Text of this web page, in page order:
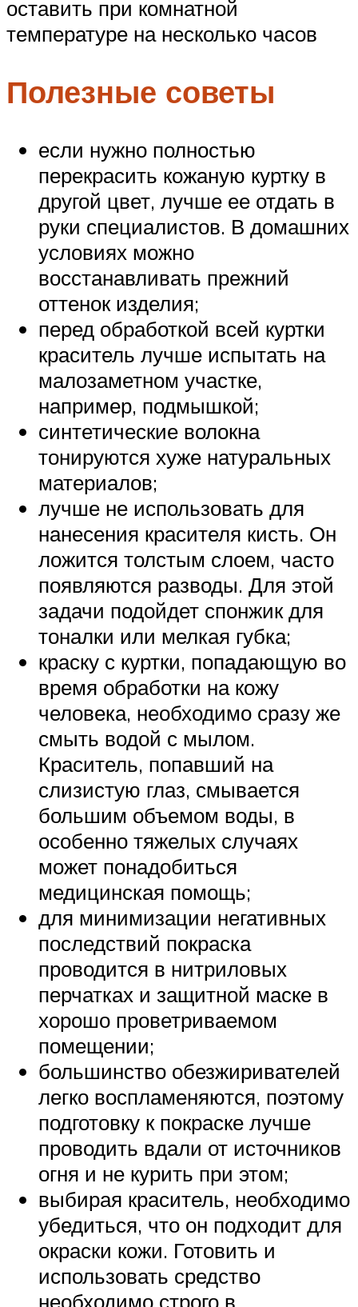
оставить при комнатной
температуре на несколько часов
Полезные советы
если нужно полностью
перекрасить кожаную куртку в
другой цвет, лучше ее отдать в
руки специалистов. В домашних
условиях можно
восстанавливать прежний
оттенок изделия;
перед обработкой всей куртки
краситель лучше испытать на
малозаметном участке,
например, подмышкой;
синтетические волокна
тонируются хуже натуральных
материалов;
лучше не использовать для
нанесения красителя кисть. Он
ложится толстым слоем, часто
появляются разводы. Для этой
задачи подойдет спонжик для
тоналки или мелкая губка;
краску с куртки, попадающую во
время обработки на кожу
человека, необходимо сразу же
смыть водой с мылом.
Краситель, попавший на
слизистую глаз, смывается
большим объемом воды, в
особенно тяжелых случаях
может понадобиться
медицинская помощь;
для минимизации негативных
последствий покраска
проводится в нитриловых
перчатках и защитной маске в
хорошо проветриваемом
помещении;
большинство обезжиривателей
легко воспламеняются, поэтому
подготовку к покраске лучше
проводить вдали от источников
огня и не курить при этом;
выбирая краситель, необходимо
убедиться, что он подходит для
окраски кожи. Готовить и
использовать средство
необходимо строго в